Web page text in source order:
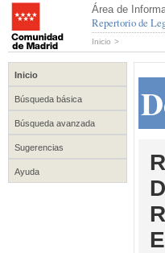
Área de
Repertorio de
Inicio >
Inicio
Búsqueda básica
Búsqueda avanzada
Sugerencias
Ayuda